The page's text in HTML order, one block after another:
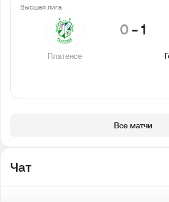
Высшая лига
Платенсе
0-1
Все матчи
Чат